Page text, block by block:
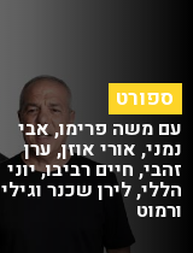
ספורט
עם משה פרימו, אבי
נמני, אורי אוזן, ערן
זהבי, חיים רביבו, יוני
הללי, לירן שכנר וגילי
ורמוט